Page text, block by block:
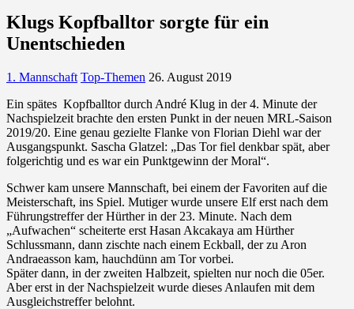
Klugs Kopfballtor sorgte für ein
Unentschieden
1. Mannschaft Top-Themen 26. August 2019
Ein spätes Kopfballtor durch André Klug in der 4. Minute der
Nachspielzeit brachte den ersten Punkt in der neuen MRL-Saison
2019/20. Eine genau gezielte Flanke von Florian Diehl war der
Ausgangspunkt. Sascha Glatzel: „Das Tor fiel denkbar spät, aber
folgerichtig und es war ein Punktgewinn der Moral“.
Schwer kam unsere Mannschaft, bei einem der Favoriten auf die
Meisterschaft, ins Spiel. Mutiger wurde unsere Elf erst nach dem
Führungstreffer der Hürther in der 23. Minute. Nach dem
„Aufwachen“ scheiterte erst Hasan Akcakaya am Hürther
Schlussmann, dann zischte nach einem Eckball, der zu Aron
Andraeasson kam, hauchdünn am Tor vorbei.
Später dann, in der zweiten Halbzeit, spielten nur noch die 05er.
Aber erst in der Nachspielzeit wurde dieses Anlaufen mit dem
Ausgleichstreffer belohnt.